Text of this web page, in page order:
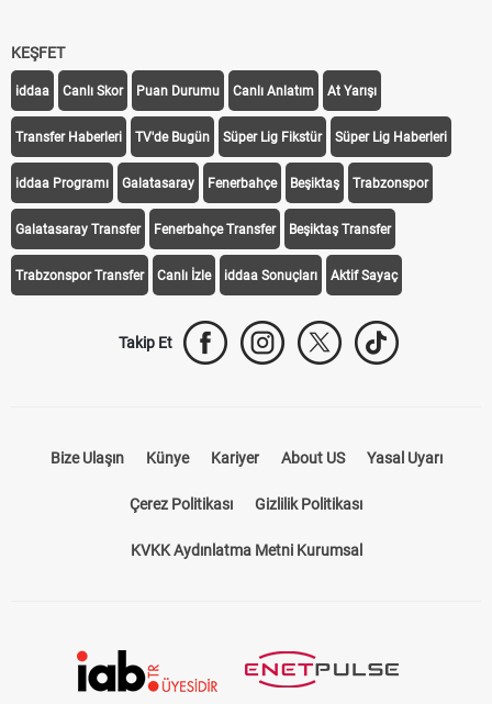
KEŞFET
iddaa Canlı Skor Puan Durumu Canlı Anlatım At Yarışı
Transfer Haberleri TV'de Bugün Süper Lig Fikstür Süper Lig Haberleri
iddaa Programı Galatasaray Fenerbahçe Beşiktaş Trabzonspor
Galatasaray Transfer Fenerbahçe Transfer Beşiktaş Transfer
Trabzonspor Transfer Canlı İzle iddaa Sonuçları Aktif Sayaç
Takip Et
Bize Ulaşın Künye Kariyer About US Yasal Uyarı
Çerez Politikası Gizlilik Politikası
KVKK Aydınlatma Metni Kurumsal